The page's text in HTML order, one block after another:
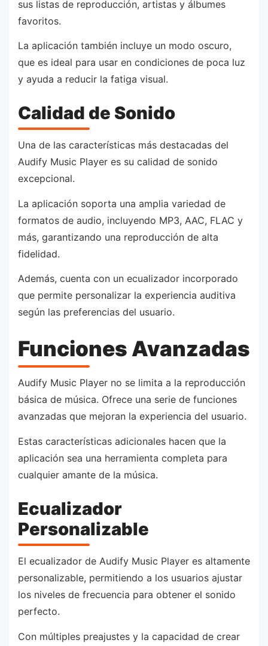
sus listas de reproducción, artistas y álbumes
favoritos.
La aplicación también incluye un modo oscuro,
que es ideal para usar en condiciones de poca luz
y ayuda a reducir la fatiga visual.
Calidad de Sonido
Una de las características más destacadas del
Audify Music Player es su calidad de sonido
excepcional.
La aplicación soporta una amplia variedad de
formatos de audio, incluyendo MP3, AAC, FLAC y
más, garantizando una reproducción de alta
fidelidad.
Además, cuenta con un ecualizador incorporado
que permite personalizar la experiencia auditiva
según las preferencias del usuario.
Funciones Avanzadas
Audify Music Player no se limita a la reproducción
básica de música. Ofrece una serie de funciones
avanzadas que mejoran la experiencia del usuario.
Estas características adicionales hacen que la
aplicación sea una herramienta completa para
cualquier amante de la música.
Ecualizador
Personalizable
El ecualizador de Audify Music Player es altamente
personalizable, permitiendo a los usuarios ajustar
los niveles de frecuencia para obtener el sonido
perfecto.
Con múltiples preajustes y la capacidad de crear